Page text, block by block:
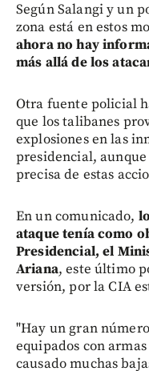
Según Salangi y un
zona está en estos
ahora no hay
más allá de los
Otra fuente policial
que los talibanes
explosiones en las
presidencial,
precisa de estas
En un comunicado,
ataque tenía como
Presidencial, el
Ariana, este último
versión, por la CIA
"Hay un gran
equipados con
causado muchas